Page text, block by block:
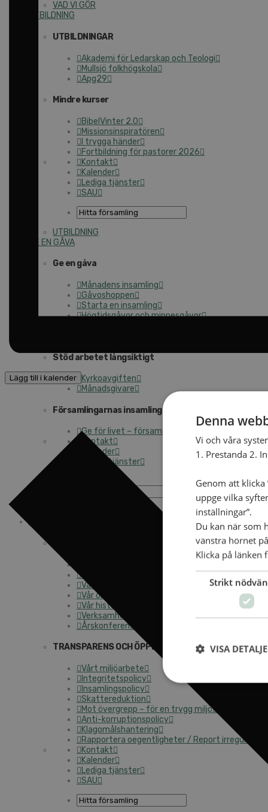
VAD VI GÖR
UTBILDNING
UTBILDNINGAR
Akademi för Ledarskap och Teologi
Mullsjö folkhögskola
Apg29
Mindre kurser
BibelVinter 2.0
Missionsinspiratören
I trygga händer
Fortbildning för pastorer 2026
Kontakt
Kalender
Lediga tjänster
SAU
UTBILDNING
GE EN GÅVA
Ge en gåva
Månadens insamling
Gåvoshoppen
Starta en insamling
Högtidsgåvor och minnesgåvor
Stöd arbetet långsiktigt
Kyrkoavgiften
Månadsgivare
Församlingarnas insamlingsarbete
Ge för livet – församlingens insamling
Kontakt
Kalender
Lediga tjänster
OM OSS
SAM 2033
Vår tro och vårt uppdrag
Vår organisation
Vår historia
Verksamhetsåret 2025
Årskonferensen
TRANSPARENS OCH ÖPPENHET
Vårt miljöarbete
Integritetspolicy
Insamlingspolicy
Skattereduktion
Mot övergrepp – för en trygg miljö
Anti-korruptionspolicy
Klagomålshantering
Rapportera oegentligheter / Report irregularities
Kontakt
Kalender
Lediga tjänster
SAU
Lägg till i kalender
Denna
Vi och våra
1. Prestanda 2.
Genom att klicka
uppge vilka
inställningar”.
Du kan när som
vänstra hörnet
Klicka på länken
Strikt
VISA